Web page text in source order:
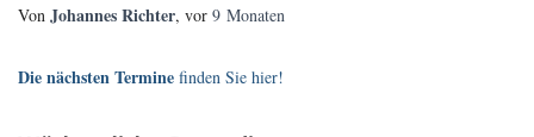
Von Johannes Richter, vor 9 Monaten
Die nächsten Termine finden Sie hier!